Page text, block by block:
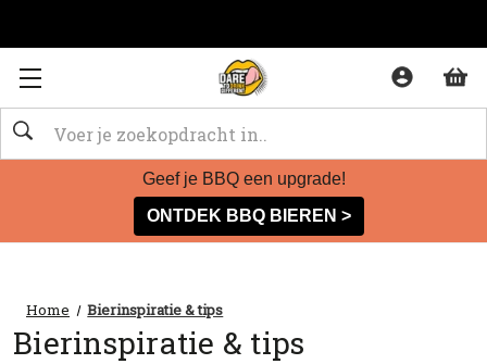
Zoeken
Geef je BBQ een upgrade!
ONTDEK BBQ BIEREN >
Home Bierinspiratie & tips
Bierinspiratie & tips